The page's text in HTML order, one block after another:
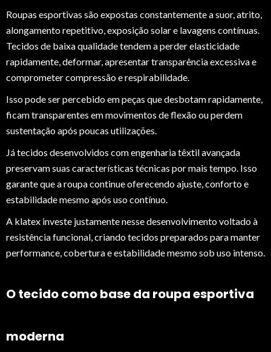
Roupas esportivas são expostas constantemente a suor, atrito,
alongamento repetitivo, exposição solar e lavagens contínuas.
Tecidos de baixa qualidade tendem a perder elasticidade
rapidamente, deformar, apresentar transparência excessiva e
comprometer compressão e respirabilidade.
Isso pode ser percebido em peças que desbotam rapidamente,
ficam transparentes em movimentos de flexão ou perdem
sustentação após poucas utilizações.
Já tecidos desenvolvidos com engenharia têxtil avançada
preservam suas características técnicas por mais tempo. Isso
garante que a roupa continue oferecendo ajuste, conforto e
estabilidade mesmo após uso contínuo.
A klatex investe justamente nesse desenvolvimento voltado à
resistência funcional, criando tecidos preparados para manter
performance, cobertura e estabilidade mesmo sob uso intenso.
O tecido como base da roupa esportiva
moderna